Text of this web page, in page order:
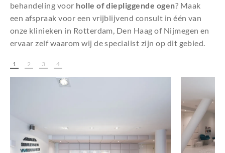
behandeling voor holle of diepliggende ogen? Maak
een afspraak voor een vrijblijvend consult in één van
onze klinieken in Rotterdam, Den Haag of Nijmegen en
ervaar zelf waarom wij de specialist zijn op dit gebied.
1 2 3 4